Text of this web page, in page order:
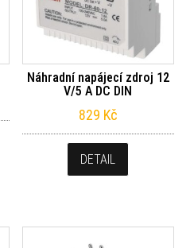
Náhradní napájecí zdroj 12
V/5 A DC DIN
829 Kč
DETAIL